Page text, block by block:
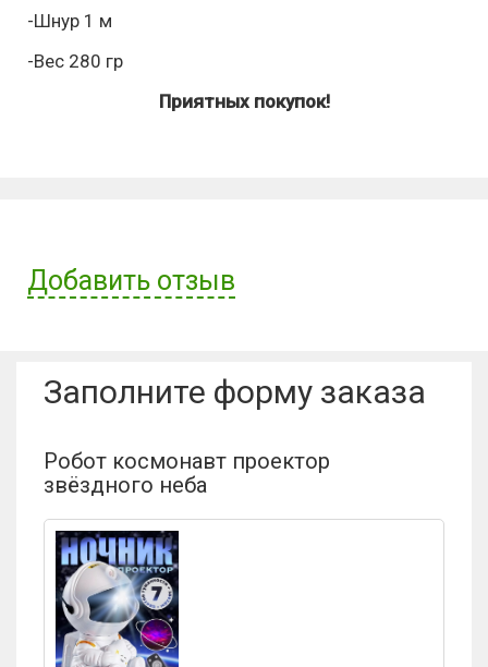
-Шнур 1 м
-Вес 280 гр
Приятных покупок!
Добавить отзыв
Заполните форму заказа
Робот космонавт проектор
звёздного неба